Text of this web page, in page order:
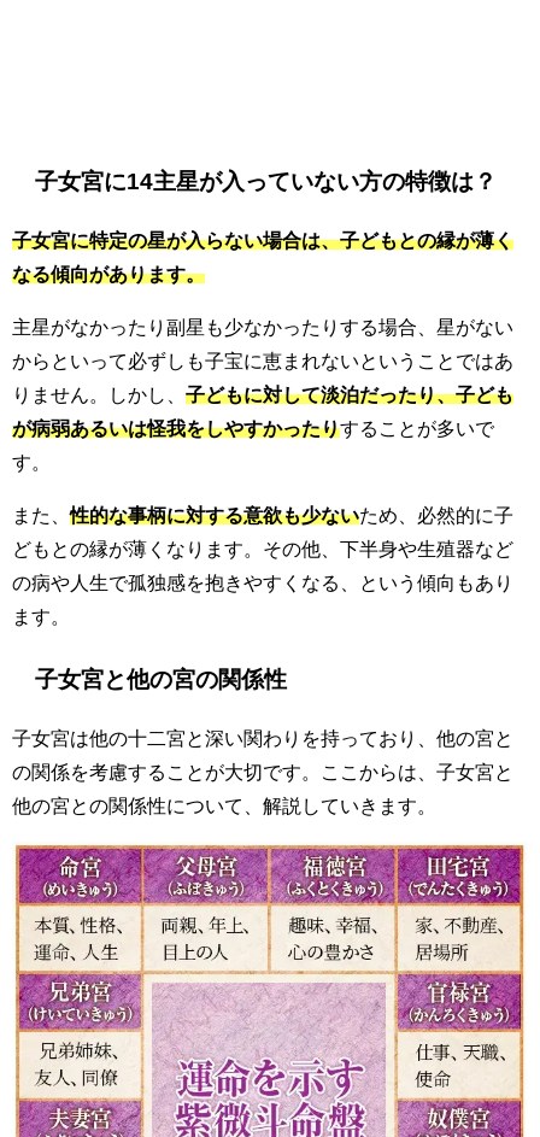
子女宮に14主星が入っていない方の特徴は？
子女宮に特定の星が入らない場合は、子どもとの縁が薄く
なる傾向があります。
主星がなかったり副星も少なかったりする場合、星がない
からといって必ずしも子宝に恵まれないということではあ
りません。しかし、 子どもに対して淡泊だったり、子ども
が病弱あるいは怪我をしやすかったりすることが多いで
す。
また、性的な事柄に対する意欲も少ないため、必然的に子
どもとの縁が薄くなります。その他、下半身や生殖器など
の病や人生で孤独感を抱きやすくなる、という傾向もあり
ます。
子女宮と他の宮の関係性
子女宮は他の十二宮と深い関わりを持っており、他の宮と
の関係を考慮することが大切です。ここからは、子女宮と
他の宮との関係性について、解説していきます。